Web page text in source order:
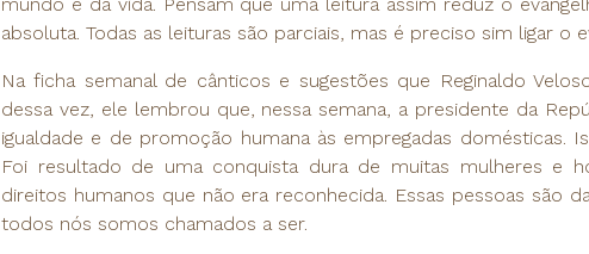
absoluta. Todas as leituras são parciais, mas é preciso sim ligar o
Na ficha semanal de cânticos e sugestões que Reginaldo
dessa vez, ele lembrou que, nessa semana, a presidente da
igualdade e de promoção humana às empregadas
Foi resultado de uma conquista dura de muitas mulheres e
direitos humanos que não era reconhecida. Essas pessoas são
todos nós somos chamados a ser.